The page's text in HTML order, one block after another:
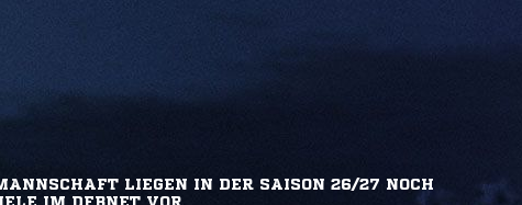
LIEGEN IN DER SAISON 26/27 NOCH
IM DFBNET VOR